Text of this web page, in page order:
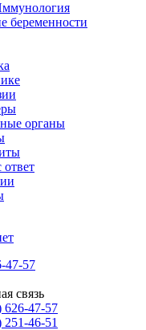
беременности
органы
47-57
связь
626-47-57
251-46-51